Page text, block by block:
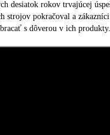
desiatok rokov trvajúcej
strojov pokračoval a
s dôverou v ich produkty.